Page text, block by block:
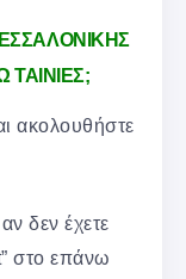
ακολουθήστε
δεν έχετε
στο επάνω